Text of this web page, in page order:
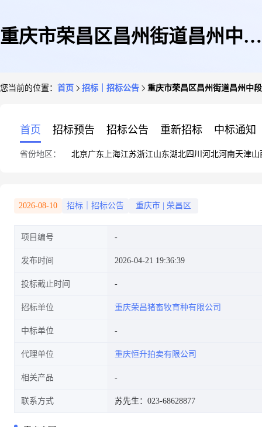
重庆市荣昌区昌州街道昌州中段
您当前的位置： 首页 招标｜招标公告 重庆市荣昌区昌州街道昌州中
首页 招标预告 招标公告 重新招标 中标通知
省份地区： 北京广东 上海江苏浙江山东湖北四川 河北河南天津山
2026-08-10 招标｜招标公告 重庆市 荣昌区
项目编号
发布时间 2026-04-21 19:36:39
投标截止时间
招标单位 重庆荣昌猪畜牧育种有限公司
中标单位
代理单位 重庆恒升拍卖有限公司
相关产品
联系方式 苏先生：023-68628877